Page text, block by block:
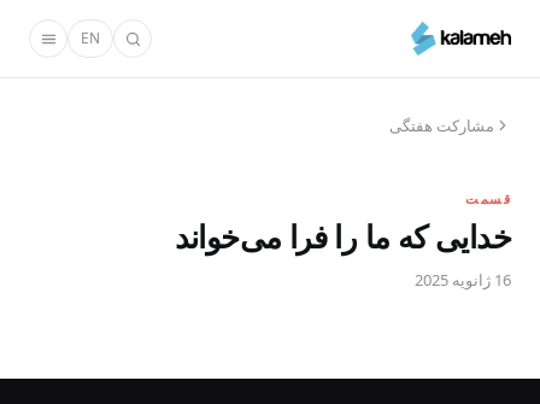
محتوای
EN
مشارکت هفتگی
قسمت
خدایی که ما را فرا می‌خواند
16 ژانویه 2025